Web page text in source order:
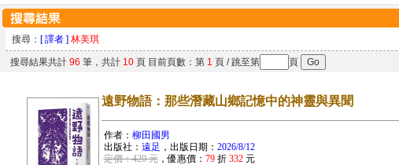
搜尋： [ 譯者 ] 林美琪
搜尋結果共計 96 筆，共計 10頁 目前頁數：第 1 頁 / 跳至第 頁
遠野物語：那些潛藏山鄉記憶中的神靈與異聞
作者： 柳田國男
出版社： 遠足 ，出版日期： 2026/8/12
定價：420 元，優惠價： 79折 332元